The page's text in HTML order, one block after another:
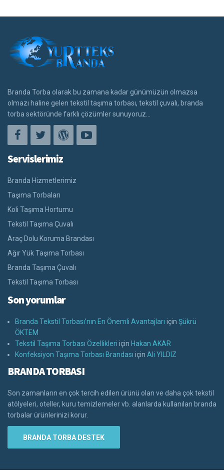
Branda Torba olarak bu zamana kadar günümüzün olmazsa
olmazı haline gelen tekstil taşıma torbası, tekstil çuvalı, branda
torba sektöründe farklı çözümler sunuyoruz...
Servislerimiz
Branda Hizmetlerimiz
Taşıma Torbaları
Koli Taşıma Hortumu
Tekstil Taşıma Çuvalı
Araç Dolu Koruma Brandası
Ağır Yük Taşıma Torbası
Branda Taşıma Çuvalı
Tekstil Taşıma Torbası
Son yorumlar
Branda Tekstil Torbası’nın En Önemli Avantajları için Şükrü
ÖKTEM
Tekstil Taşıma Torbası Özellikleri için Hakan AKAR
Konfeksiyon Taşıma Torbası Brandası için Ali YILDIZ
BRANDA TORBASI
Son zamanların en çok tercih edilen ürünü olan ve daha çok tekstil
atölyeleri, oteller, kuru temizlemeler vb. alanlarda kullanılan branda
torbalar ürünlerinizi korur.
BRANDA TORBA DESTEK